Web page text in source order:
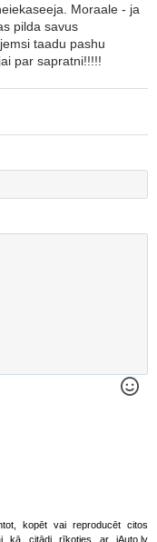
Moraale - ja
pilda savus
taadu pashu
par sapratni!!!!!
kopēt vai reproducēt citos
kā citādi rīkoties ar iAuto.lv